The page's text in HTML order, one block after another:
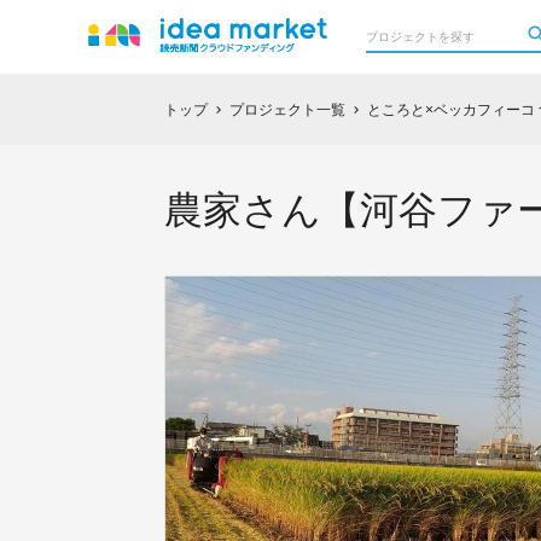
トップ chevron_right プロジェクト一覧 chevron_right ところと×ベッカフィー
農家さん【河谷ファ